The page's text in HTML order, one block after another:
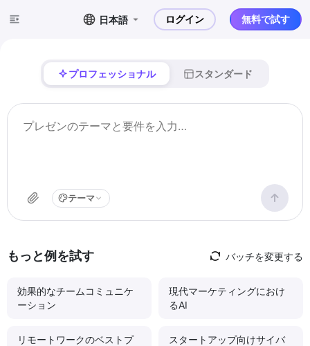
日本語 ログイン 無料で試す
プロフェッショナル スタンダード
テーマ
もっと例を試す バッチを変更する
効果的なチームコミュニケ
ーション
現代マーケティングにおけ
るAI
リモートワークのベストプ
スタートアップ向けサイバ